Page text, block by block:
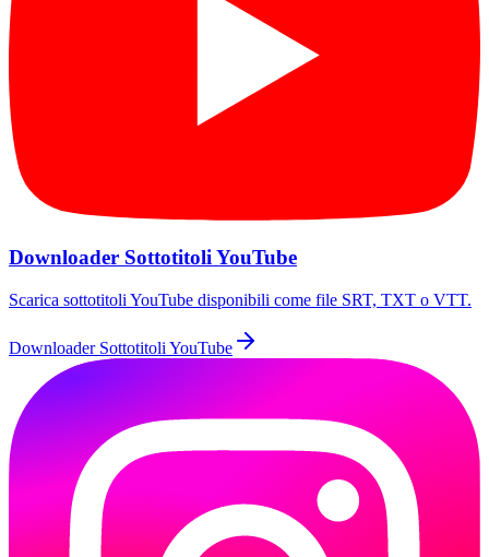
Downloader Sottotitoli YouTube
Scarica sottotitoli YouTube disponibili come file SRT, TXT o VTT.
Downloader Sottotitoli YouTube